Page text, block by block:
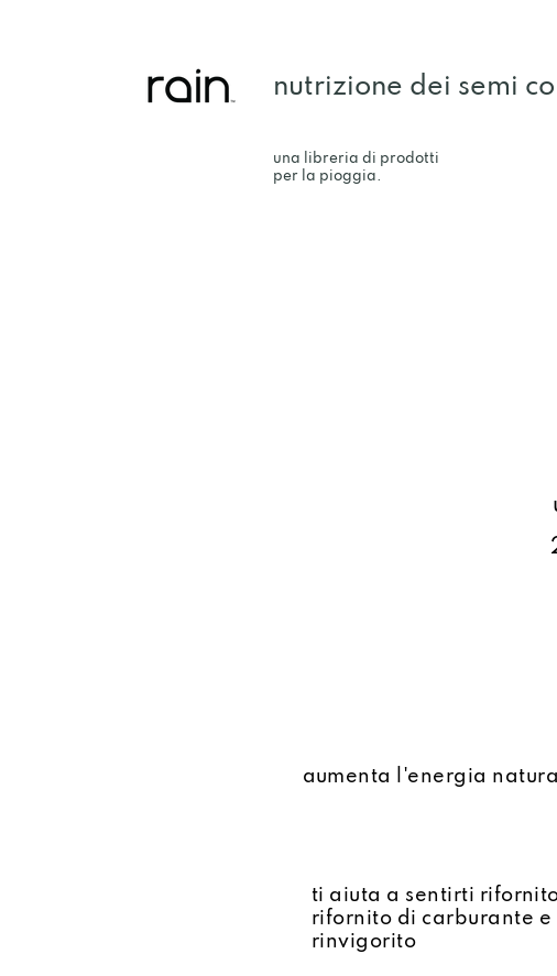
nutrizione dei semi
una libreria di prodotti
per la pioggia.
aumenta l'energia
ti aiuta a sentirti
rifornito di carburante e
rinvigorito